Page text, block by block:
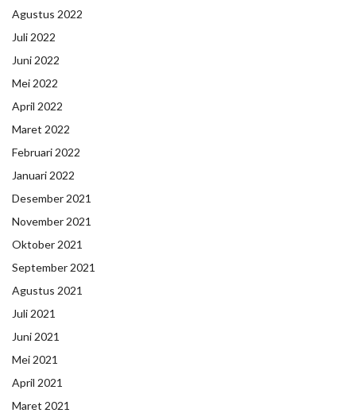
Agustus 2022
Juli 2022
Juni 2022
Mei 2022
April 2022
Maret 2022
Februari 2022
Januari 2022
Desember 2021
November 2021
Oktober 2021
September 2021
Agustus 2021
Juli 2021
Juni 2021
Mei 2021
April 2021
Maret 2021